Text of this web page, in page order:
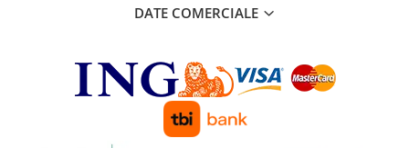
DATE COMERCIALE